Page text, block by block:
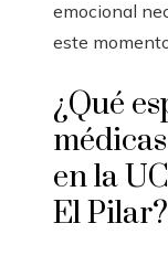
emocional
este
¿Qué
en la
El Pilar?